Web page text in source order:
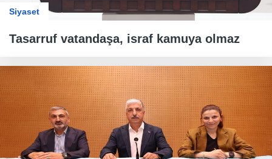
Siyaset
Tasarruf vatandaşa, israf kamuya olmaz